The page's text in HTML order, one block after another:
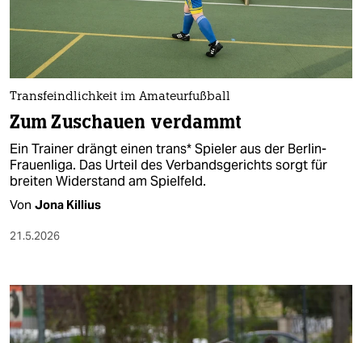
nord
wahrheit
verlag
verlag
veranstaltungen
shop
fragen & hilfe
abo
genossenschaft
Transfeindlichkeit im Amateurfußball
Zum Zuschauen verdammt
Ein Trainer drängt einen trans* Spieler aus der Berlin-
Frauenliga. Das Urteil des Verbandsgerichts sorgt für
breiten Widerstand am Spielfeld.
Von Jona Killius
21.5.2026